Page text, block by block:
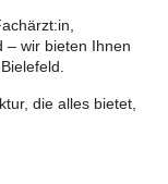
– wir bieten Ihnen
die alles bietet,